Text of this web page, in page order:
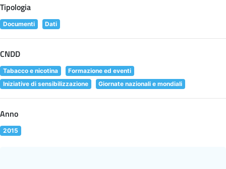
Tipologia
Documenti Dati
CNDD
Tabacco e nicotina
Formazione ed eventi
Iniziative di sensibilizzazione
Giornate nazionali e mondiali
Anno
2015